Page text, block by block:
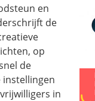
en
de
op
de
in